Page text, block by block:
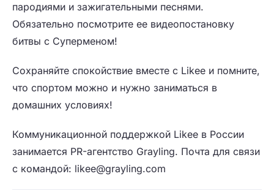
пародиями и зажигательными песнями.
Обязательно посмотрите ее видеопостановку
битвы с Суперменом!
Сохраняйте спокойствие вместе с Likee и помните,
что спортом можно и нужно заниматься в
домашних условиях!
Коммуникационной поддержкой Likee в России
занимается PR-агентство Grayling. Почта для связи
с командой: likee@grayling.com